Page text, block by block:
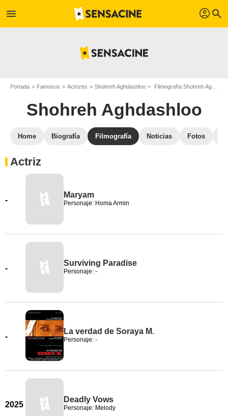
menu profil search
Portada Famosos Actrizes Shohreh Aghdashloo Filmografía Shohreh Aghdashloo
Shohreh Aghdashloo
Home Biografía Filmografía Noticias Fotos
Actriz
-
Maryam
Personaje: Homa Armin
-
Surviving Paradise
Personaje: -
-
La verdad de Soraya M.
Personaje: -
2025
Deadly Vows
Personaje: Melody